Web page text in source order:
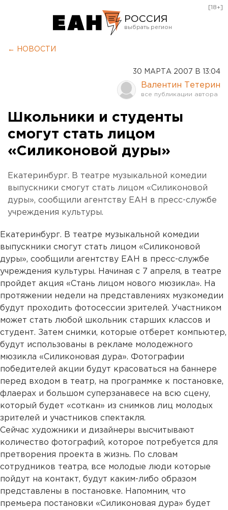
РОССИЯ
Курган
Оренбург
[18+]
← НОВОСТИ
30 МАРТА 2007 В 13:04
Валентин Тетерин
Школьники и студенты
смогут стать лицом
«Силиконовой дуры»
Екатеринбург. В театре музыкальной комедии
выпускники смогут стать лицом «Силиконовой
дуры», сообщили агентству ЕАН в пресс-службе
учреждения культуры.
Екатеринбург. В театре музыкальной комедии
выпускники смогут стать лицом «Силиконовой
дуры», сообщили агентству ЕАН в пресс-службе
учреждения культуры. Начиная с 7 апреля, в театре
пройдет акция «Стань лицом нового мюзикла». На
протяжении недели на представлениях музкомедии
будут проходить фотосессии зрителей. Участником
может стать любой школьник старших классов и
студент. Затем снимки, которые отберет компьютер,
будут использованы в рекламе молодежного
мюзикла «Силиконовая дура». Фотографии
победителей акции будут красоваться на баннере
перед входом в театр, на программке к постановке,
флаерах и большом суперзанавесе на всю сцену,
который будет «соткан» из снимков лиц молодых
зрителей и участников спектакля.
Сейчас художники и дизайнеры высчитывают
количество фотографий, которое потребуется для
претворения проекта в жизнь. По словам
сотрудников театра, все молодые люди которые
пойдут на контакт, будут каким-либо образом
представлены в постановке. Напомним, что
премьера постановки «Силиконовая дура» будет